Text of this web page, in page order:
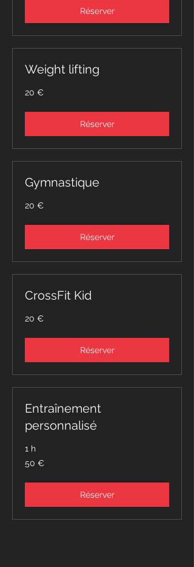
Réserver
Weight lifting
euros
20 €
Réserver
Gymnastique
euros
20 €
Réserver
CrossFit Kid
euros
20 €
Réserver
Entraînement
personnalisé
1 h
euros
50 €
Réserver